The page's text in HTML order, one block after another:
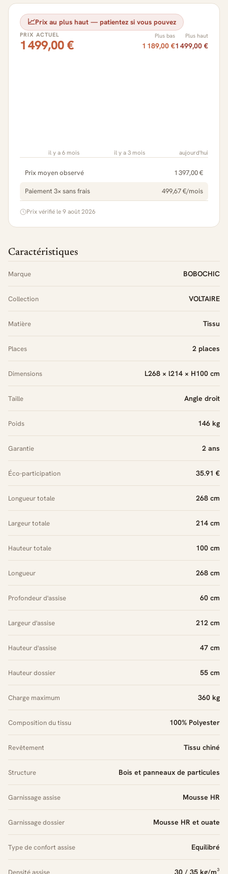
📈Prix au plus haut — patientez si vous pouvez
PRIX ACTUEL
1 499,00 €
Plus bas
1 189,00 €
Plus haut
1 499,00 €
il y a 6 mois il y a 3 mois aujourd'hui
Prix moyen observé 1 397,00 €
Paiement 3× sans frais 499,67 €/mois
Prix vérifié le 9 août 2026
Caractéristiques
Marque BOBOCHIC
Collection VOLTAIRE
Matière Tissu
Places 2 places
Dimensions L268 × l214 × H100 cm
Taille Angle droit
Poids 146 kg
Garantie 2 ans
Éco-participation 35.91 €
Longueur totale 268 cm
Largeur totale 214 cm
Hauteur totale 100 cm
Longueur 268 cm
Profondeur d'assise 60 cm
Largeur d'assise 212 cm
Hauteur d'assise 47 cm
Hauteur dossier 55 cm
Charge maximum 360 kg
Composition du tissu 100% Polyester
Revêtement Tissu chiné
Structure Bois et panneaux de particules
Garnissage assise Mousse HR
Garnissage dossier Mousse HR et ouate
Type de confort assise Equilibré
Densité assise 30 / 35 kg/m³